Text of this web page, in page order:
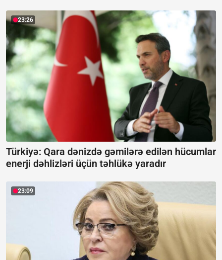
23:26
Türkiyə: Qara dənizdə gəmilərə edilən hücumlar
enerji dəhlizləri üçün təhlükə yaradır
23:09